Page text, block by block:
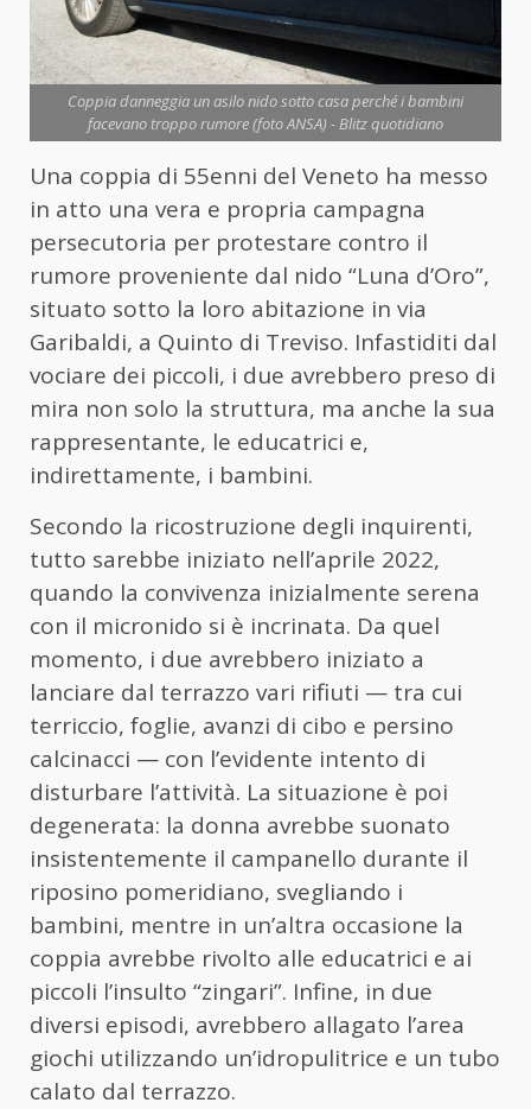
Coppia danneggia un asilo nido sotto casa perché i bambini
facevano troppo rumore (foto ANSA) - Blitz quotidiano
Una coppia di 55enni del Veneto ha messo
in atto una vera e propria campagna
persecutoria per protestare contro il
rumore proveniente dal nido “Luna d’Oro”,
situato sotto la loro abitazione in via
Garibaldi, a Quinto di Treviso. Infastiditi dal
vociare dei piccoli, i due avrebbero preso di
mira non solo la struttura, ma anche la sua
rappresentante, le educatrici e,
indirettamente, i bambini.
Secondo la ricostruzione degli inquirenti,
tutto sarebbe iniziato nell’aprile 2022,
quando la convivenza inizialmente serena
con il micronido si è incrinata. Da quel
momento, i due avrebbero iniziato a
lanciare dal terrazzo vari rifiuti — tra cui
terriccio, foglie, avanzi di cibo e persino
calcinacci — con l’evidente intento di
disturbare l’attività. La situazione è poi
degenerata: la donna avrebbe suonato
insistentemente il campanello durante il
riposino pomeridiano, svegliando i
bambini, mentre in un’altra occasione la
coppia avrebbe rivolto alle educatrici e ai
piccoli l’insulto “zingari”. Infine, in due
diversi episodi, avrebbero allagato l’area
giochi utilizzando un’idropulitrice e un tubo
calato dal terrazzo.